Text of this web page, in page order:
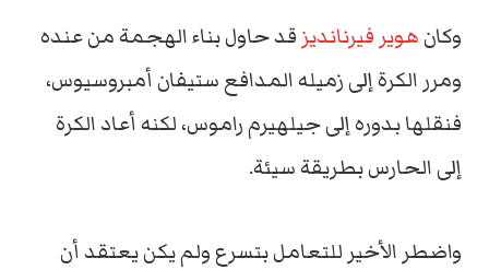
وكانهوير فيرنانديز قد حاول بناء الهجمة من عنده
ومرر الكرة إلى زميله المدافع ستيفان أمبروسيوس،
فنقلها بدوره إلى جيلهيرم راموس، لكنه أعاد الكرة
إلى الحارس بطريقة سيئة.
واضطر الأخير للتعامل بتسرع ولم يكن يعتقد أن